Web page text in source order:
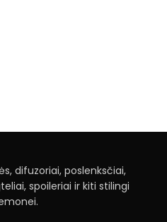
difuzoriai, poslenksčiai,
spoileriai ir kiti stilingi